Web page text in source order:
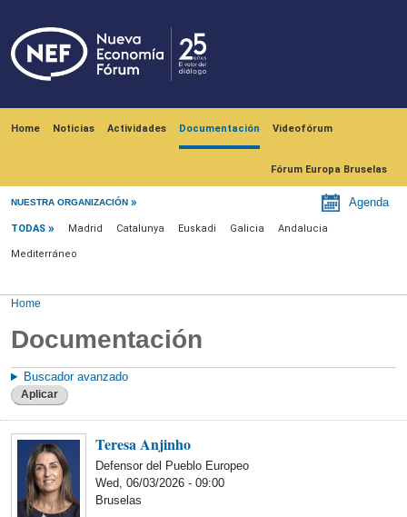
Home Noticias Actividades Documentación Videofórum
Fórum Europa Bruselas
NUESTRA ORGANIZACIÓN Agenda
Menu documentación
TODAS Madrid Catalunya Euskadi Galicia Andalucia
Mediterráneo
Home
Documentación
Buscador avanzado
Aplicar
Teresa Anjinho
Defensor del Pueblo Europeo
Wed, 06/03/2026 - 09:00
Bruselas